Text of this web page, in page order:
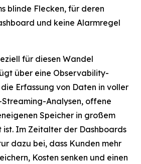
blinde Flecken, für deren
und keine Alarmregel
für diesen Wandel
über eine Observability-
Erfassung von Daten in voller
Analysen, offene
Speicher in großem
Im Zeitalter der Dashboards
dazu bei, dass Kunden mehr
Kosten senken und einen